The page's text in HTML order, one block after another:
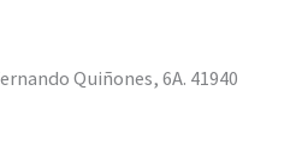
Quiñones, 6A. 41940